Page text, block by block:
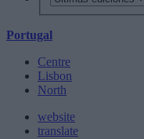
Portugal
Centre
Lisbon
North
website
translate